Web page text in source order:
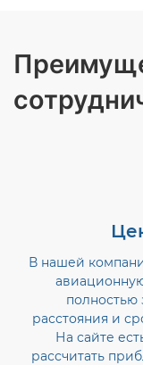
В нашей
полностью
расстояния и
На сайте
рассчитать